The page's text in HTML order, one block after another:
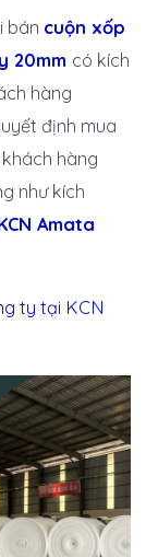
bán cuộn xốp
20mm có kích
hàng
định mua
hàng
như kích
Amata
ty tại KCN